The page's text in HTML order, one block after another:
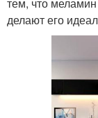
делают его